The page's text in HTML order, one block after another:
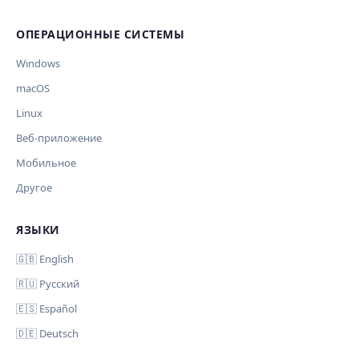
🪟 Windows 🍎 macOS 🐧 Linux
Остальные оставит пустыми.
Дополнительные инструкции (необязательно)
Ваше исправление
ОПЕРАЦИОННЫЕ СИСТЕМЫ
Windows
macOS
Linux
Веб-приложение
Мобильное
Другое
ЯЗЫКИ
🇬🇧 English
🇷🇺 Русский
🇪🇸 Español
🇩🇪 Deutsch